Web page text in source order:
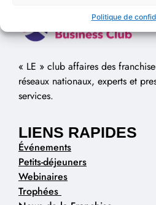
Politique de
« LE » club affaires des
réseaux nationaux, experts et
services.
LIENS RAPIDES
Événements
Petits-déjeuners
Webinaires
Trophées